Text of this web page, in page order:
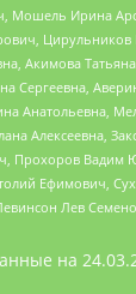
Мошель Ирина
Акимова
Сергеевна,
Анатольевна,
Алексеевна,
Ефимович,
Лев
на